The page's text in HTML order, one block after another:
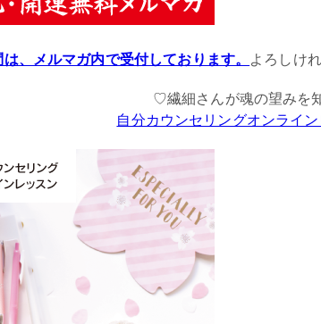
、メルマガ内で受付しております。 よろしけ
♡繊細さんが魂の望みを
自分カウンセリングオンライ